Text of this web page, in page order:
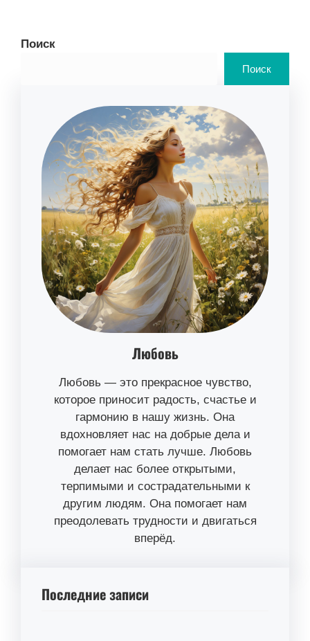
Поиск
Поиск
Любовь
Любовь — это прекрасное чувство,
которое приносит радость, счастье и
гармонию в нашу жизнь. Она
вдохновляет нас на добрые дела и
помогает нам стать лучше. Любовь
делает нас более открытыми,
терпимыми и сострадательными к
другим людям. Она помогает нам
преодолевать трудности и двигаться
вперёд.
Последние записи